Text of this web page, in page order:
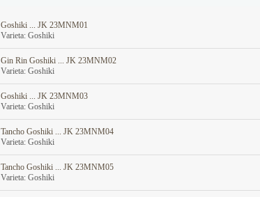
Goshiki ... JK 23MNM01
Varieta: Goshiki
Gin Rin Goshiki ... JK 23MNM02
Varieta: Goshiki
Goshiki ... JK 23MNM03
Varieta: Goshiki
Tancho Goshiki ... JK 23MNM04
Varieta: Goshiki
Tancho Goshiki ... JK 23MNM05
Varieta: Goshiki